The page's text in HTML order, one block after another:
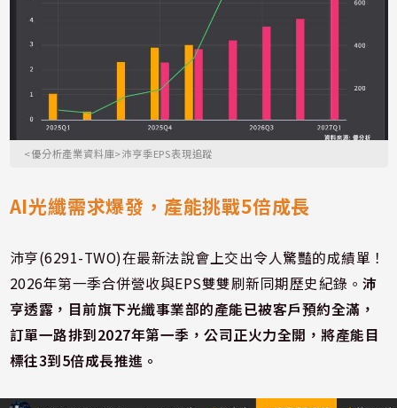
<優分析產業資料庫>沛亨季EPS表現追蹤
AI光纖需求爆發，產能挑戰5倍成長
沛亨(6291-TWO)在最新法說會上交出令人驚豔的成績單！
2026年第一季合併營收與EPS雙雙刷新同期歷史紀錄。沛
亨透露，目前旗下光纖事業部的產能已被客戶預約全滿，
訂單一路排到2027年第一季，公司正火力全開，將產能目
標往3到5倍成長推進。